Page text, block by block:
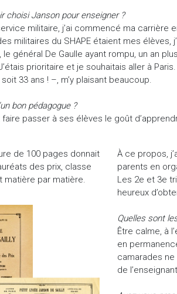
choisi Janson pour enseigner ?
militaire, j’ai commencé ma carrière
militaires du SHAPE étaient mes
le général De Gaulle ayant rompu, un an
prioritaire et je souhaitais aller à
33 ans ! –, m’y plaisant beaucoup.
bon pédagogue ?
faire passer à ses élèves le goût
de 100 pages donnait
des prix, classe
matière par matière.
À ce propos,
parents en
Les 2e et 3e
heureux
Quelles sont
Être calme, à
en
camarades
de